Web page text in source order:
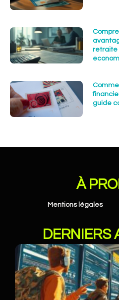
retraite
guide
À
Mentions légales
DERNIERS